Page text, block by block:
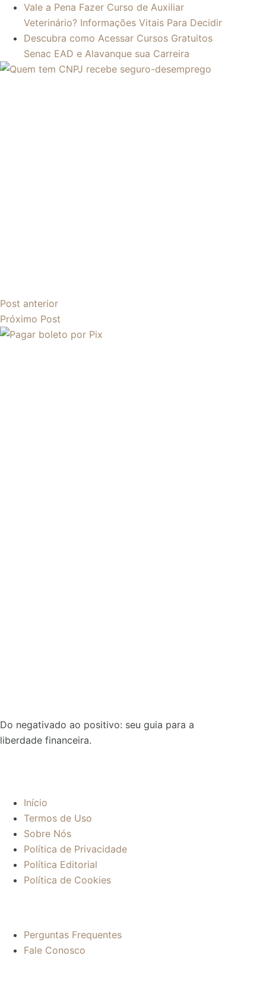
Vale a Pena Fazer Curso de Auxiliar
Veterinário? Informações Vitais Para Decidir
Descubra como Acessar Cursos Gratuitos
Senac EAD e Alavanque sua Carreira
Post anterior
Próximo Post
Do negativado ao positivo: seu guia para a
liberdade financeira.
Início
Termos de Uso
Sobre Nós
Política de Privacidade
Política Editorial
Política de Cookies
Perguntas Frequentes
Fale Conosco